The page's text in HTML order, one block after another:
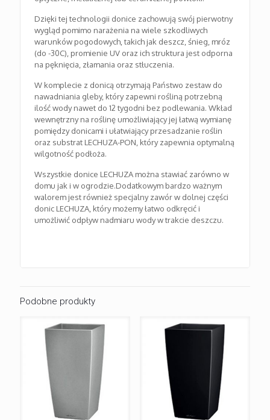
Dzięki tej technologii donice zachowują swój pierwotny
wygląd pomimo narażenia na wiele szkodliwych
warunków pogodowych, takich jak deszcz, śnieg, mróz
(do -30C), promienie UV oraz ich struktura jest odporna
na pęknięcia, złamania oraz stłuczenia.
W komplecie z donicą otrzymają Państwo zestaw do
nawadniania gleby, który zapewni rośliną potrzebną
ilość wody nawet do 12 tygodni bez podlewania. Wkład
wewnętrzny na roślinę umożliwiający jej łatwą wymianę
pomiędzy donicami i ułatwiający przesadzanie roślin
oraz substrat LECHUZA-PON, który zapewnia optymalną
wilgotność podłoża.
Wszystkie donice LECHUZA można stawiać zarówno w
domu jak i w ogrodzie.Dodatkowym bardzo ważnym
walorem jest również specjalny zawór w dolnej części
donic LECHUZA, który możemy łatwo odkręcić i
umożliwić odpływ nadmiaru wody w trakcie deszczu.
Podobne produkty